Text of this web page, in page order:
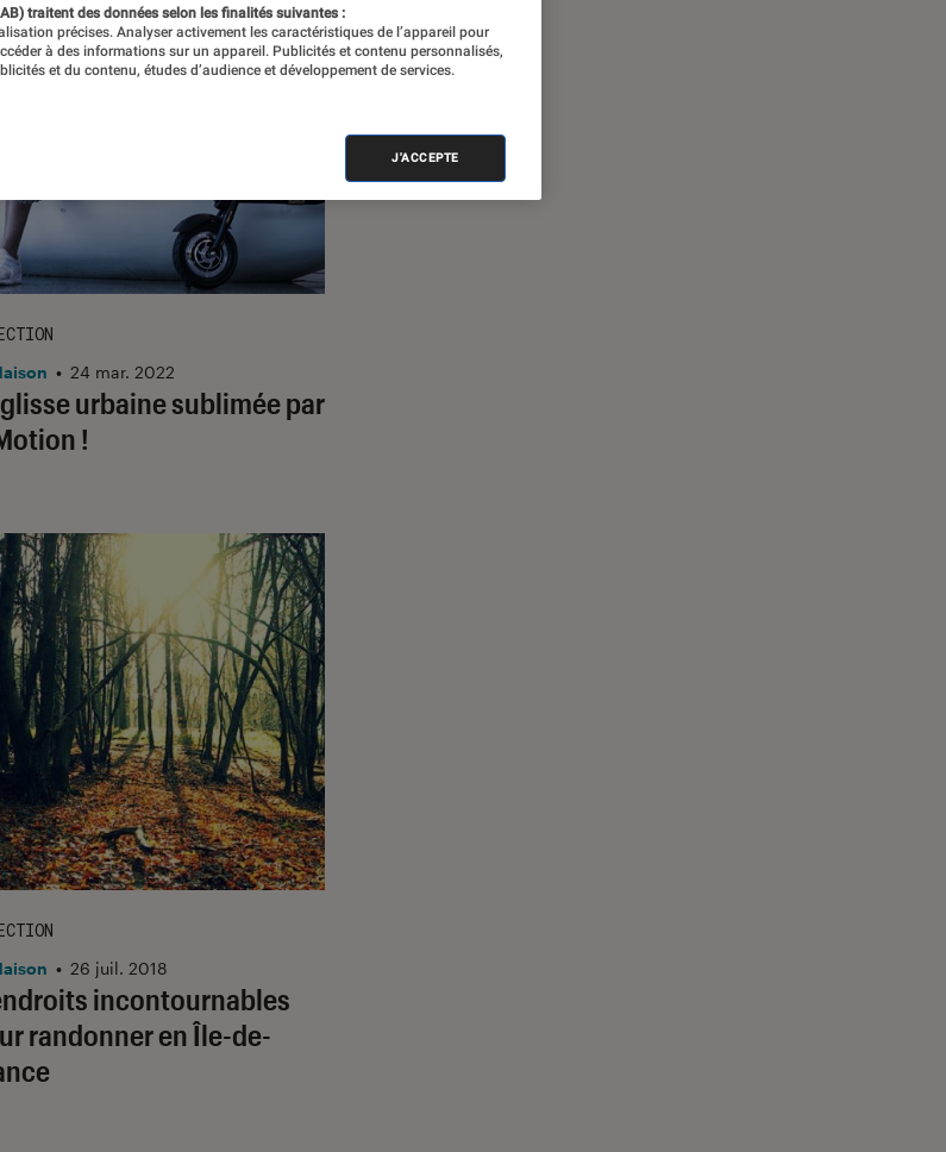
urbaine sublimée par
!
• 24 mar. 2022
incontournables
randonner en Île-de-
• 26 juil. 2018
traitent des données selon les finalités suivantes :
précises. Analyser activement les caractéristiques de l’appareil pour
à des informations sur un appareil. Publicités et contenu personnalisés,
et du contenu, études d’audience et développement de services.
J'ACCEPTE